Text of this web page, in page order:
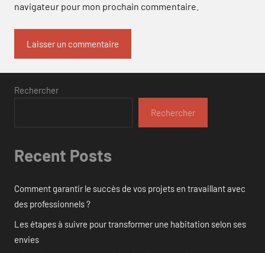
navigateur pour mon prochain commentaire.
Rechercher
Rechercher
Recent Posts
Comment garantir le succès de vos projets en travaillant avec
des professionnels ?
Les étapes à suivre pour transformer une habitation selon ses
envies